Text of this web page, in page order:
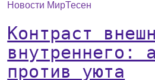
Новости МирТесен
Контраст
внутреннего:
против уюта